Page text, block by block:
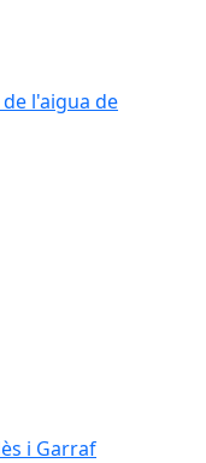
l'aigua de
i Garraf